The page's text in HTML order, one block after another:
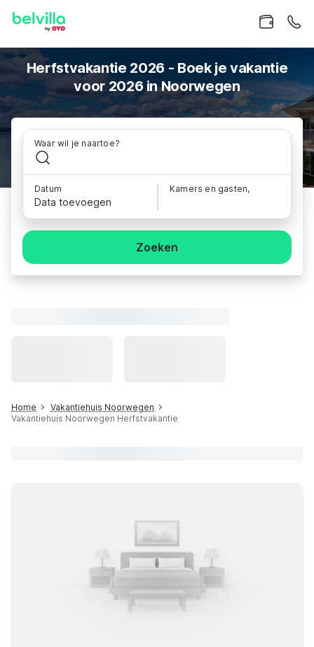
Herfstvakantie 2026 - Boek je vakantie
voor 2026 in Noorwegen
Waar wil je naartoe?
Datum
Data toevoegen
Kamers en gasten,
Zoeken
Home
Vakantiehuis Noorwegen
Vakantiehuis Noorwegen Herfstvakantie